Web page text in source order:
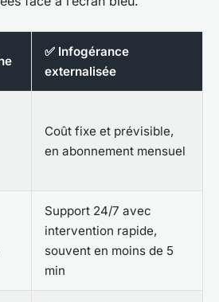
✅ Infogérance
externalisée
Coût fixe et prévisible,
en abonnement mensuel
Support 24/7 avec
intervention rapide,
souvent en moins de 5
min